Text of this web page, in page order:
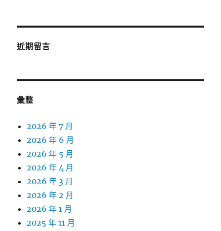
近期留言
彙整
2026 年 7 月
2026 年 6 月
2026 年 5 月
2026 年 4 月
2026 年 3 月
2026 年 2 月
2026 年 1 月
2025 年 11 月